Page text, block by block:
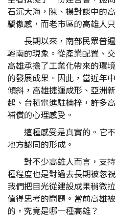
石沉大海，陳、楊對談中的
驕傲感，而老市區的高雄人
長期以來，南部民眾普
輕南的現象。從產業配置、
高雄承擔了工業化帶來的環
的發展成果。因此，當近年
傾斜，高雄捷運成形、亞洲
起、台積電進駐楠梓，許多
補償的心理感受。
這種感受是真實的。它
地方認同的形成。
對不少高雄人而言，支
種程度也是對過去長期被忽
我們把目光從建設成果稍微
值得思考的問題。當前高雄
的，究竟是哪一種高雄？